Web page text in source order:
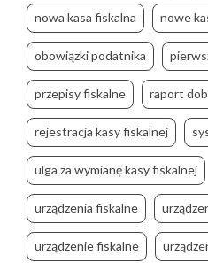
nowa kasa fiskalna nowe
obowiązki podatnika
przepisy fiskalne raport
rejestracja kasy fiskalnej
ulga za wymianę kasy fiskalnej
urządzenia fiskalne
urządzenie fiskalne